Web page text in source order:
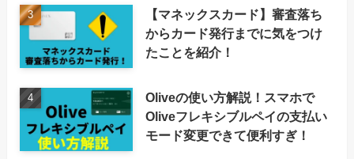
【マネックスカード】審査落ち
からカード発行までに気をつけ
たことを紹介！
Oliveの使い方解説！スマホで
Oliveフレキシブルペイの支払い
モード変更できて便利すぎ！